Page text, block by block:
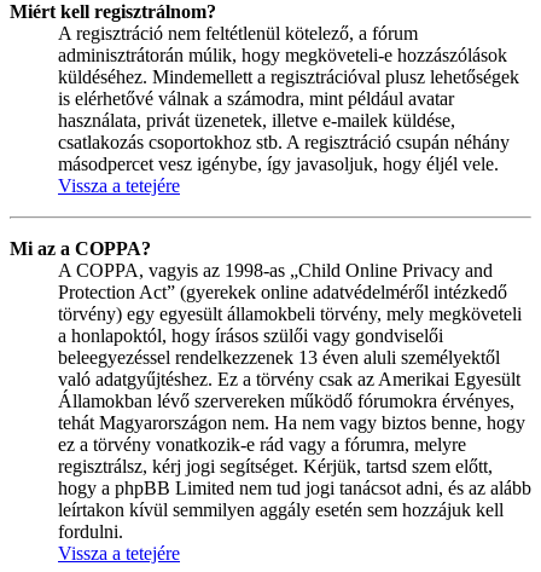
Miért kell regisztrálnom?
A regisztráció nem feltétlenül kötelező, a fórum
adminisztrátorán múlik, hogy megköveteli-e hozzászólások
küldéséhez. Mindemellett a regisztrációval plusz lehetőségek
is elérhetővé válnak a számodra, mint például avatar
használata, privát üzenetek, illetve e-mailek küldése,
csatlakozás csoportokhoz stb. A regisztráció csupán néhány
másodpercet vesz igénybe, így javasoljuk, hogy éljél vele.
Vissza a tetejére
Mi az a COPPA?
A COPPA, vagyis az 1998-as „Child Online Privacy and
Protection Act” (gyerekek online adatvédelméről intézkedő
törvény) egy egyesült államokbeli törvény, mely megköveteli
a honlapoktól, hogy írásos szülői vagy gondviselői
beleegyezéssel rendelkezzenek 13 éven aluli személyektől
való adatgyűjtéshez. Ez a törvény csak az Amerikai Egyesült
Államokban lévő szervereken működő fórumokra érvényes,
tehát Magyarországon nem. Ha nem vagy biztos benne, hogy
ez a törvény vonatkozik-e rád vagy a fórumra, melyre
regisztrálsz, kérj jogi segítséget. Kérjük, tartsd szem előtt,
hogy a phpBB Limited nem tud jogi tanácsot adni, és az alább
leírtakon kívül semmilyen aggály esetén sem hozzájuk kell
fordulni.
Vissza a tetejére